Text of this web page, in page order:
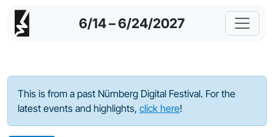
6/14 – 6/24/2027
Program - 2023
This is from a past Nürnberg Digital Festival. For the
latest events and highlights, click here!